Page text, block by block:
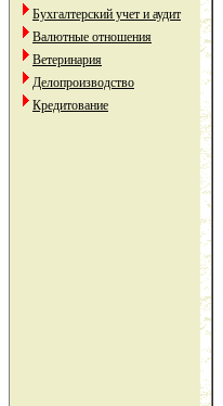
Бухгалтерский учет и аудит
Валютные отношения
Ветеринария
Делопроизводство
Кредитование